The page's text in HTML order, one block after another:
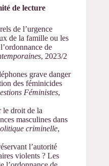
de lecture
de l’urgence
de la famille ou les
de
, 2023/2
grave danger
des féminicides
Féministes,
le droit de la
masculines dans
criminelle,
l’autorité
violents ? Les